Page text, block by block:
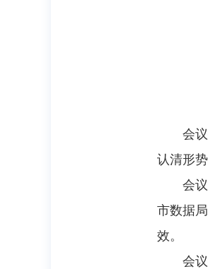
会
认清形
会
市数据
效。
会